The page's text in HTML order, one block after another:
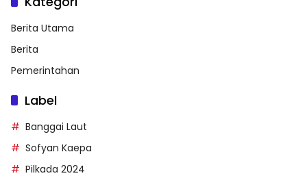
Berita Utama
Berita
Pemerintahan
Label
Banggai Laut
Sofyan Kaepa
Pilkada 2024